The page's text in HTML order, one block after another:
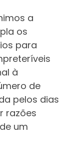
a
os
para
à
de
pelos dias
razões
um